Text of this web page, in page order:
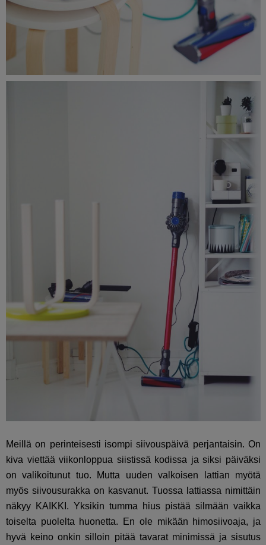
Meillä on perinteisesti isompi siivouspäivä perjantaisin. On
kiva viettää viikonloppua siistissä kodissa ja siksi päiväksi
on valikoitunut tuo. Mutta uuden valkoisen lattian myötä
myös siivousurakka on kasvanut. Tuossa lattiassa nimittäin
näkyy KAIKKI. Yksikin tumma hius pistää silmään vaikka
toiselta puolelta huonetta. En ole mikään himosiivoaja, ja
hyvä keino onkin silloin pitää tavarat minimissä ja sisutus